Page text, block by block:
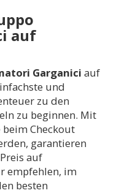
auf
Garganici auf
und
zu den
zu beginnen. Mit
Checkout
garantieren
auf
empfehlen, im
besten